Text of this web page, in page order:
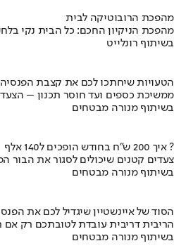
מהפכת הרובוטיקה לבית
מהפכת הניקיון החכם: כל הבית נקי
בשיתוף רונלייט
הטעויות שיחתכו לכם את קצבת הפנסיה
ממשיכת כספים ועד חוסר תכנון –
בשיתוף מנורה מבטחים
איך 200 ש"ח בחודש הופכים ל140 אלף ?
צעדים קטנים שיכולים לסגור את הבור
בשיתוף מנורה מבטחים
הסוד של איינשטיין שיגדיל לכם את
הריבית דריבית עובדת לטובתכם רק
בשיתוף מנורה מבטחים